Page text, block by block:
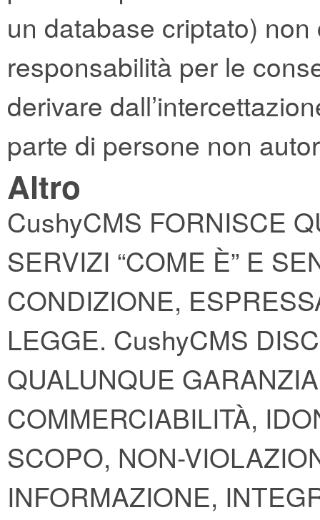
un database criptato)
responsabilità per le
derivare
parte di persone non
Altro
CushyCMS FORNISCE
SERVIZI “COME È” E
CONDIZIONE,
LEGGE. CushyCMS
QUALUNQUE
COMMERCIABILITÀ,
SCOPO, NON-
INFORMAZIONE,